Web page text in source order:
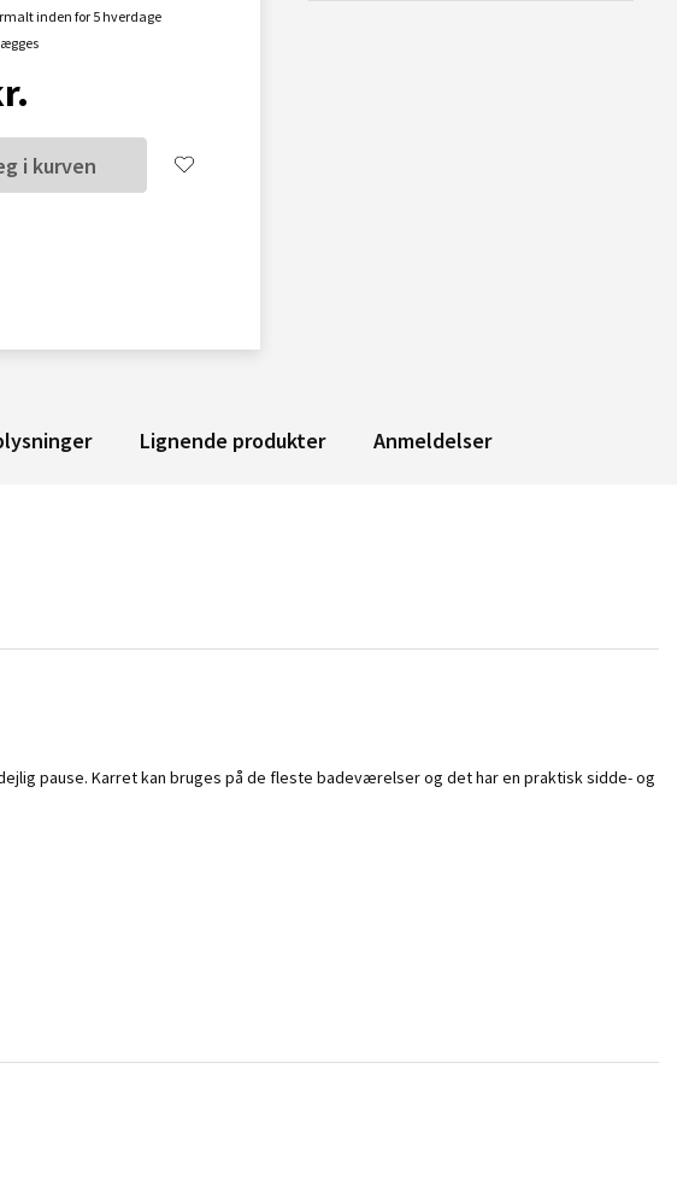
inden for 5 hverdage
i kurven
Lignende produkter Anmeldelser
pause. Karret kan bruges på de fleste badeværelser og det har en praktisk sidde- og